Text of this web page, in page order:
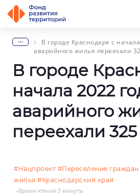
...
В городе Краснодаре с
аварийного жилья переехали
В городе
начала 2022
аварийного
переехали
#Нацпроект #Переселение граждан
жилья #Краснодарский край
Время чтения 3 минуты